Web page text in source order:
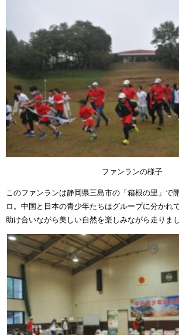
ファンランの様子
このファンランは静岡県三島市の「箱根の里」で
ロ。中国と日本の青少年たちはグループに分かれ
助け合いながら美しい自然を楽しみながら走りまし